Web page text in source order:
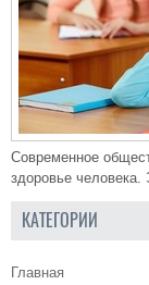
Современное
здоровье человека.
КАТЕГОРИИ
Главная